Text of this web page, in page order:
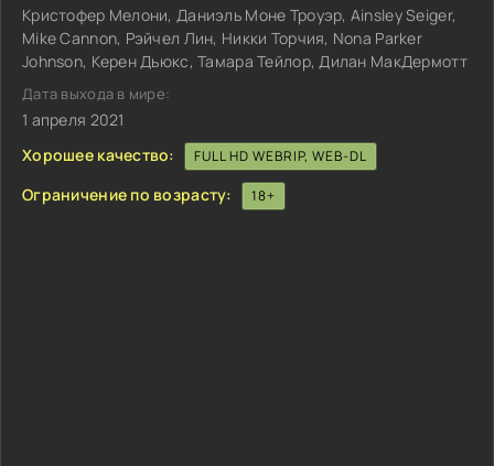
Кристофер Мелони, Даниэль Моне Троуэр, Ainsley Seiger,
Mike Cannon, Рэйчел Лин, Никки Торчия, Nona Parker
Johnson, Керен Дьюкс, Тамара Тейлор, Дилан МакДермотт
Дата выхода в мире:
1 апреля 2021
Хорошее качество:
FULL HD WEBRIP, WEB-DL
Ограничение по возрасту: 18+